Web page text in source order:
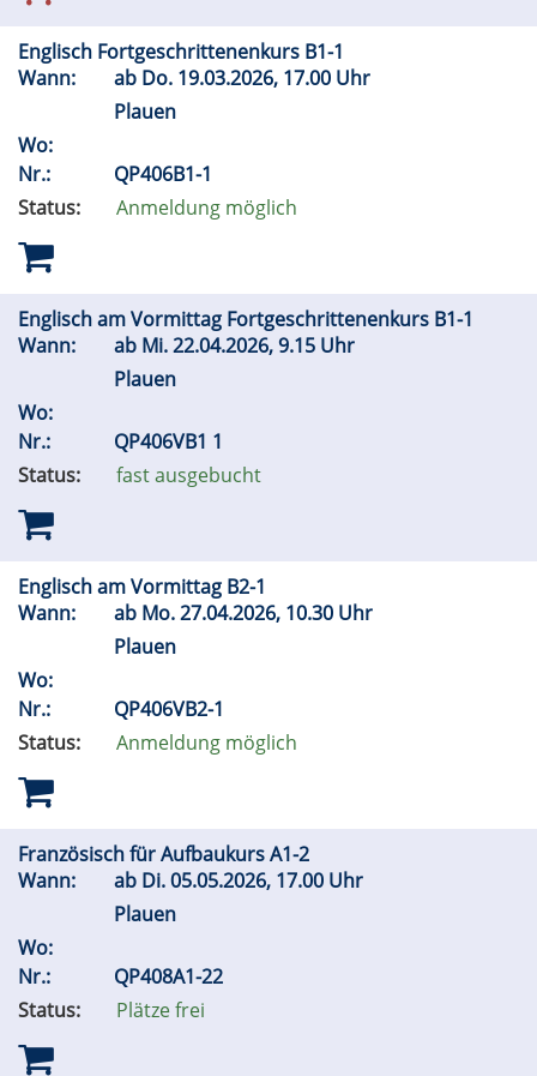
Englisch Fortgeschrittenenkurs B1-1
Wann:
ab Do. 19.03.2026, 17.00 Uhr
Plauen
Wo:
Nr.:
QP406B1-1
Status:
Anmeldung möglich
Englisch am Vormittag Fortgeschrittenenkurs B1-1
Wann:
ab Mi.22.04.2026, 9.15 Uhr
Plauen
Wo:
Nr.:
QP406VB1 1
Status:
fast ausgebucht
Englisch am Vormittag B2-1
Wann:
ab Mo.27.04.2026, 10.30 Uhr
Plauen
Wo:
Nr.:
QP406VB2-1
Status:
Anmeldung möglich
Französisch für Aufbaukurs A1-2
Wann:
ab Di.05.05.2026, 17.00 Uhr
Plauen
Wo:
Nr.:
QP408A1-22
Status:
Plätze frei